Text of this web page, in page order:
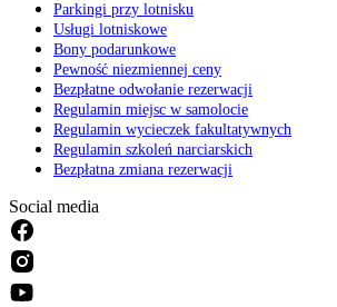
Parkingi przy lotnisku
Usługi lotniskowe
Bony podarunkowe
Pewność niezmiennej ceny
Bezpłatne odwołanie rezerwacji
Regulamin miejsc w samolocie
Regulamin wycieczek fakultatywnych
Regulamin szkoleń narciarskich
Bezpłatna zmiana rezerwacji
Social media